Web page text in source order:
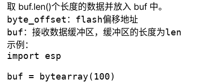
取 buf.len()个长度的数据并放入 buf 中。
byte_offset：flash偏移地址
示例：
import esp
buf = bytearray(100)